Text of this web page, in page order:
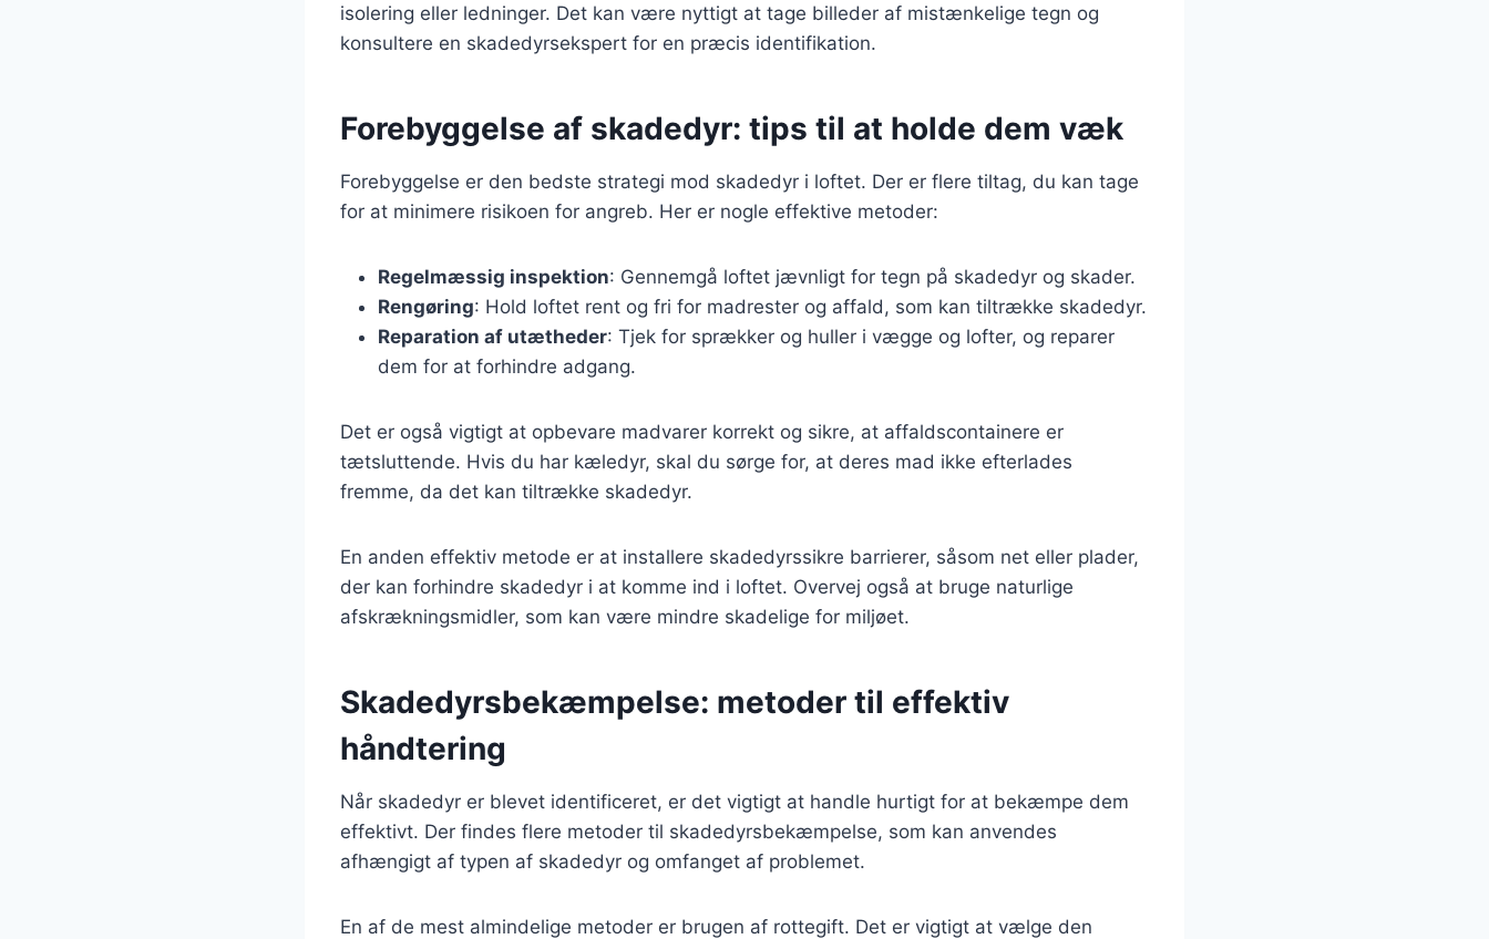
isolering eller ledninger. Det kan være nyttigt at tage billeder af mistænkelige tegn og
konsultere en skadedyrsekspert for en præcis identifikation.
Forebyggelse af skadedyr: tips til at holde dem væk
Forebyggelse er den bedste strategi mod skadedyr i loftet. Der er flere tiltag, du kan tage
for at minimere risikoen for angreb. Her er nogle effektive metoder:
Regelmæssig inspektion: Gennemgå loftet jævnligt for tegn på skadedyr og skader.
Rengøring: Hold loftet rent og fri for madrester og affald, som kan tiltrække skadedyr.
Reparation af utætheder: Tjek for sprækker og huller i vægge og lofter, og reparer
dem for at forhindre adgang.
Det er også vigtigt at opbevare madvarer korrekt og sikre, at affaldscontainere er
tætsluttende. Hvis du har kæledyr, skal du sørge for, at deres mad ikke efterlades
fremme, da det kan tiltrække skadedyr.
En anden effektiv metode er at installere skadedyrssikre barrierer, såsom net eller plader,
der kan forhindre skadedyr i at komme ind i loftet. Overvej også at bruge naturlige
afskrækningsmidler, som kan være mindre skadelige for miljøet.
Skadedyrsbekæmpelse: metoder til effektiv
håndtering
Når skadedyr er blevet identificeret, er det vigtigt at handle hurtigt for at bekæmpe dem
effektivt. Der findes flere metoder til skadedyrsbekæmpelse, som kan anvendes
afhængigt af typen af skadedyr og omfanget af problemet.
En af de mest almindelige metoder er brugen af rottegift. Det er vigtigt at vælge den